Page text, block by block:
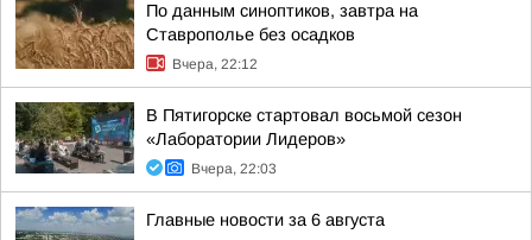
По данным синоптиков, завтра на
Ставрополье без осадков
Вчера, 22:12
В Пятигорске стартовал восьмой сезон
«Лаборатории Лидеров»
Вчера, 22:03
Главные новости за 6 августа